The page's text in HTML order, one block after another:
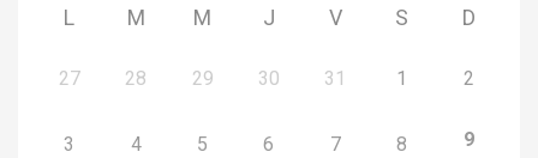
L M M J V S D
27 28 29 30 31 1 2
3 4 5 6 7 8 9